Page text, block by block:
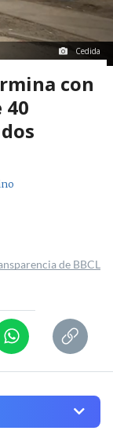
Cedida
con
40
de BBCL